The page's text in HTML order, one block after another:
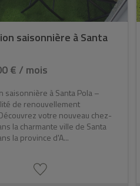
saisonnière à Santa
€ / mois
saisonnière à Santa Pola –
de renouvellement
votre nouveau chez-
la charmante ville de Santa
la province d'A...